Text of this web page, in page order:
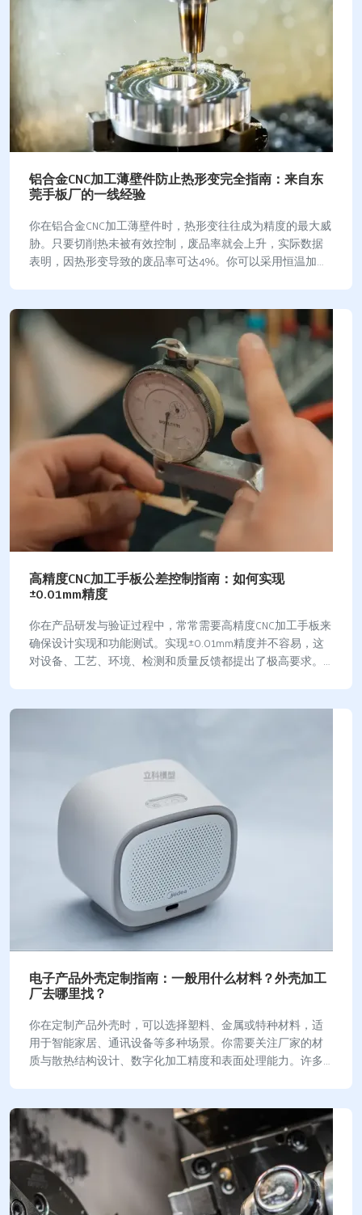
铝合金CNC加工薄壁件防止热形变完全指南：来自东
莞手板厂的一线经验
你在铝合金CNC加工薄壁件时，热形变往往成为精度的最大威
胁。只要切削热未被有效控制，废品率就会上升，实际数据
表明，因热形变导致的废品率可达4%。你可以采用恒温加
高精度CNC加工手板公差控制指南：如何实现
±0.01mm精度
你在产品研发与验证过程中，常常需要高精度CNC加工手板来
确保设计实现和功能测试。实现±0.01mm精度并不容易，这
对设备、工艺、环境、检测和质量反馈都提出了极高要求。
电子产品外壳定制指南：一般用什么材料？外壳加工
厂去哪里找？
你在定制产品外壳时，可以选择塑料、金属或特种材料，适
用于智能家居、通讯设备等多种场景。你需要关注厂家的材
质与散热结构设计、数字化加工精度和表面处理能力。许多